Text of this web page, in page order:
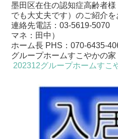
墨田区在住の認知症高齢者
でも大丈夫です）のご紹介を
連絡先電話：03-5619-
マネ：田中）
ホーム長 PHS：070-6435-
グループホームすこやかの家
202312グループホームすこ